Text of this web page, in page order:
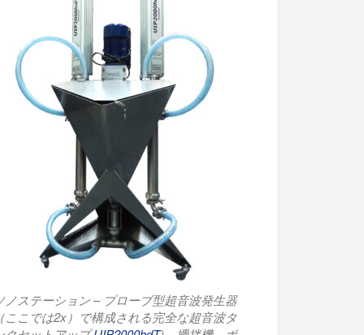
ノステーション – プローブ型超音波発生器
ここでは2x）で構成される完全な超音波タ